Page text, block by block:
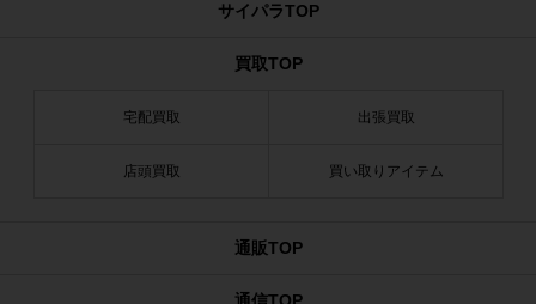
サイパラTOP
買取TOP
宅配買取 出張買取
店頭買取 買い取りアイテム
通販TOP